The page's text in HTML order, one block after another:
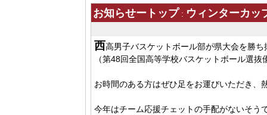
お知らせートップ : ウィンターカッ
西高男子バスケットボール部が県大会を勝
（第48回全国高等学校バスケットボール選
お時間のある方はぜひ足をお運びいただき、
今年はチーム応援チェットの手配がないそう